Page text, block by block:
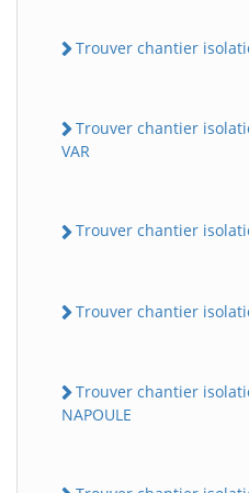
Trouver chantier
Trouver chantier
VAR
Trouver chantier
Trouver chantier
Trouver chantier
NAPOULE